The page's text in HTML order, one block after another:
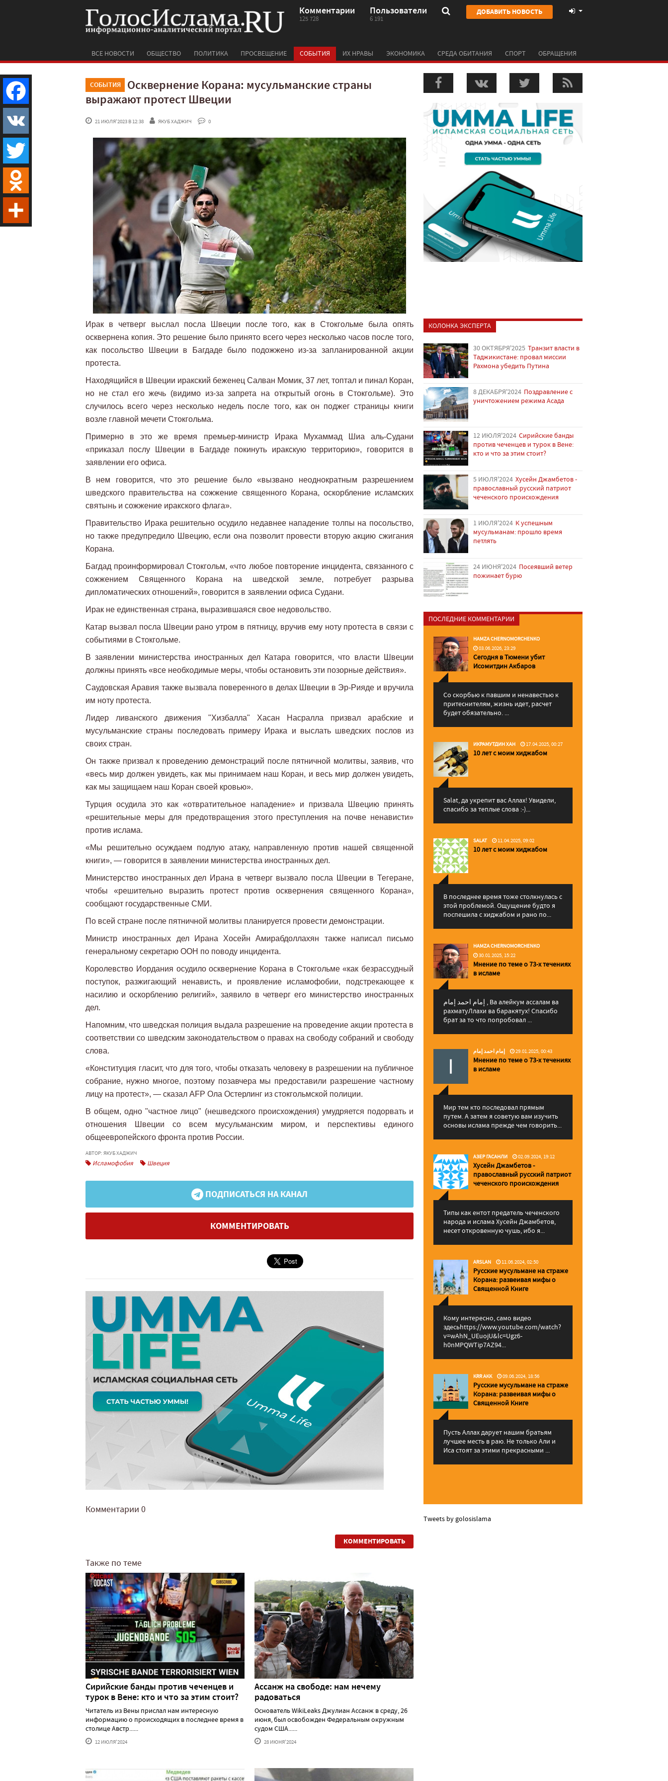
Комментарии
125 728
Пользователи
6 191
ДОБАВИТЬ НОВОСТЬ
ВСЕ НОВОСТИ ОБЩЕСТВО ПОЛИТИКА ПРОСВЕЩЕНИЕ СОБЫТИЯ ИХ НРАВЫ ЭКОНОМИКА СРЕДА ОБИТАНИЯ СПОРТ ОБРАЩЕНИЯ
СОБЫТИЯ
Осквернение Корана: мусульманские страны
выражают протест Швеции
21 ИЮЛЯ'2023 В 12:38 ЯКУБ ХАДЖИЧ 0
Ирак в четверг выслал посла Швеции после того, как в Стокгольме была опять
осквернена копия. Это решение было принято всего через несколько часов после того,
как посольство Швеции в Багдаде было подожжено из-за запланированной акции
протеста.
Находящийся в Швеции иракский беженец Салван Момик, 37 лет, топтал и пинал Коран,
но не стал его жечь (видимо из-за запрета на открытый огонь в Стокгольме). Это
случилось всего через несколько недель после того, как он поджег страницы книги
возле главной мечети Стокгольма.
Примерно в это же время премьер-министр Ирака Мухаммад Шиа аль-Судани
«приказал послу Швеции в Багдаде покинуть иракскую территорию», говорится в
заявлении его офиса.
В нем говорится, что это решение было «вызвано неоднократным разрешением
шведского правительства на сожжение священного Корана, оскорбление исламских
святынь и сожжение иракского флага».
Правительство Ирака решительно осудило недавнее нападение толпы на посольство,
но также предупредило Швецию, если она позволит провести вторую акцию сжигания
Корана.
Багдад проинформировал Стокгольм, «что любое повторение инцидента, связанного с
сожжением Священного Корана на шведской земле, потребует разрыва
дипломатических отношений», говорится в заявлении офиса Судани.
Ирак не единственная страна, выразившаяся свое недовольство.
Катар вызвал посла Швеции рано утром в пятницу, вручив ему ноту протеста в связи с
событиями в Стокгольме.
В заявлении министерства иностранных дел Катара говорится, что власти Швеции
должны принять «все необходимые меры, чтобы остановить эти позорные действия».
Саудовская Аравия также вызвала поверенного в делах Швеции в Эр-Рияде и вручила
им ноту протеста.
Лидер ливанского движения "Хизбалла" Хасан Насралла призвал арабские и
мусульманские страны последовать примеру Ирака и выслать шведских послов из
своих стран.
Он также призвал к проведению демонстраций после пятничной молитвы, заявив, что
«весь мир должен увидеть, как мы принимаем наш Коран, и весь мир должен увидеть,
как мы защищаем наш Коран своей кровью».
Турция осудила это как «отвратительное нападение» и призвала Швецию принять
«решительные меры для предотвращения этого преступления на почве ненависти»
против ислама.
«Мы решительно осуждаем подлую атаку, направленную против нашей священной
книги», — говорится в заявлении министерства иностранных дел.
Министерство иностранных дел Ирана в четверг вызвало посла Швеции в Тегеране,
чтобы «решительно выразить протест против осквернения священного Корана»,
сообщают государственные СМИ.
По всей стране после пятничной молитвы планируется провести демонстрации.
Министр иностранных дел Ирана Хосейн Амирабдоллахян также написал письмо
генеральному секретарю ООН по поводу инцидента.
Королевство Иордания осудило осквернение Корана в Стокгольме «как безрассудный
поступок, разжигающий ненависть, и проявление исламофобии, подстрекающее к
насилию и оскорблению религий», заявило в четверг его министерство иностранных
дел.
Напомним, что шведская полиция выдала разрешение на проведение акции протеста в
соответствии со шведским законодательством о правах на свободу собраний и свободу
слова.
«Конституция гласит, что для того, чтобы отказать человеку в разрешении на публичное
собрание, нужно многое, поэтому позавчера мы предоставили разрешение частному
лицу на протест», — сказал AFP Ола Остерлинг из стокгольмской полиции.
В общем, одно "частное лицо" (нешведского происхождения) умудряется подорвать и
отношения Швеции со всем мусульманским миром, и перспективы единого
общеевропейского фронта против России.
АВТОР: ЯКУБ ХАДЖИЧ
Исламофобия Швеция
ПОДПИСАТЬСЯ НА КАНАЛ
КОММЕНТИРОВАТЬ
Комментарии 0
КОММЕНТИРОВАТЬ
Также по теме
Сирийские банды против чеченцев и
турок в Вене: кто и что за этим стоит?
Читатель из Вены прислал нам интересную
информацию о происходящих в последнее время в
столице Австр......
12 ИЮЛЯ'2024
Ассанж на свободе: нам нечему
радоваться
Основатель WikiLeaks Джулиан Ассанж в среду, 26
июня, был освобожден Федеральным окружным
судом США......
28 ИЮНЯ'2024
КОЛОНКА ЭКСПЕРТА
30 ОКТЯБРЯ'2025 Транзит власти в
Таджикистане: провал миссии
Рахмона убедить Путина
8 ДЕКАБРЯ'2024 Поздравление с
уничтожением режима Асада
12 ИЮЛЯ'2024 Сирийские банды
против чеченцев и турок в Вене:
кто и что за этим стоит?
5 ИЮЛЯ'2024 Хусейн Джамбетов -
православный русский патриот
чеченского происхождения
1 ИЮЛЯ'2024 К успешным
мусульманам: прошло время
петлять
24 ИЮНЯ'2024 Посеявший ветер
пожинает бурю
ПОСЛЕДНИЕ КОММЕНТАРИИ
HAMZA CHERNOMORCHENKO
03.06.2026, 23:29
Сегодня в Тюмени убит
Исомитдин Акбаров
Со скорбью к павшим и ненавестью к
притеснителям, жизнь идет, расчет
будет обязательно. ...
ИКРАМУТДИН ХАН 17.04.2025, 00:27
10 лет с моим хиджабом
Salat, да укрепит вас Аллаx! Увидели,
спасибо за теплые слова :-)...
SALAT 11.04.2025, 09:02
10 лет с моим хиджабом
В последнее время тоже столкнулась с
этой проблемой. Ощущение будто я
поспешила с хиджабом и рано по...
HAMZA CHERNOMORCHENKO
30.01.2025, 15:22
Мнение по теме о 73-х течениях
в исламе
إمام احمد إمام , Ва алейкум ассалам ва
рахматуЛлахи ва баракятух! Спасибо
брат за то что попробовал ...
إمام احمد إمام 29.01.2025, 00:43
Мнение по теме о 73-х течениях
в исламе
Мир тем кто последовал прямым
путем. А затем я советую вам изучить
основы ислама прежде чем говорить...
АЗЕР ГАСАНЛИ 02.09.2024, 19:12
Хусейн Джамбетов -
православный русский патриот
чеченского происхождения
Типы как ентот предатель чеченского
народа и ислама Хусейн Джамбетов,
несет откровенную чушь, ибо я...
ARSLAN 11.06.2024, 02:50
Русские мусульмане на страже
Корана: pазвеивая мифы о
Священной Книге
Кому интересно, само видео
здесьhttps://www.youtube.com/watch?
v=wAhN_UEuojU&lc=Ugz6-
h0nMPQWTip7AZ94...
KRR AKK 09.06.2024, 18:56
Русские мусульмане на страже
Корана: pазвеивая мифы о
Священной Книге
Пусть Аллах дарует нашим братьям
лучшее месть в раю. Не только Али и
Иса стоят за этими прекрасными ...
Tweets by golosislama
Facebook
VK
Twitter
Odnoklassniki